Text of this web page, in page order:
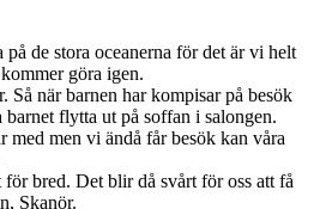
på de stora oceanerna för det är vi helt
göra igen.
Så när barnen har kompisar på besök
barnet flytta ut på soffan i salongen.
med men vi ändå får besök kan våra
bred. Det blir då svårt för oss att få
Skanör.